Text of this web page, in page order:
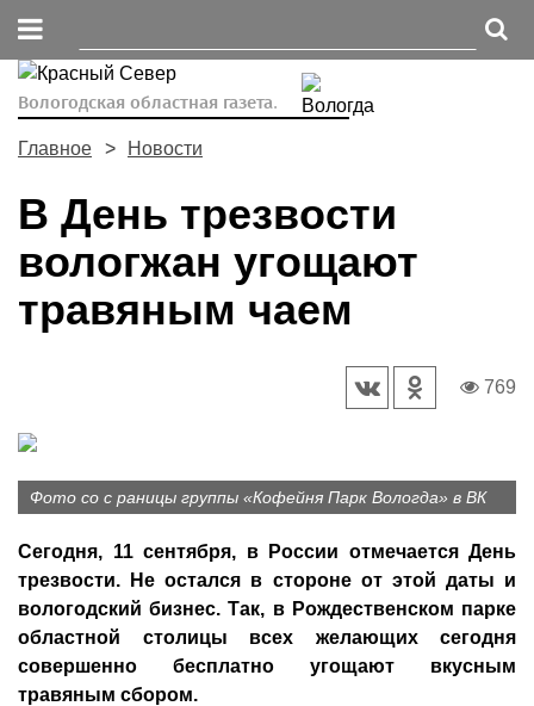
Вологодская областная газета.
Главное Новости
В День трезвости
вологжан угощают
травяным чаем
769
Фото со с раницы группы «Кофейня Парк Вологда» в ВК
Сегодня, 11 сентября, в России отмечается День
трезвости. Не остался в стороне от этой даты и
вологодский бизнес. Так, в Рождественском парке
областной столицы всех желающих сегодня
совершенно бесплатно угощают вкусным
травяным сбором.